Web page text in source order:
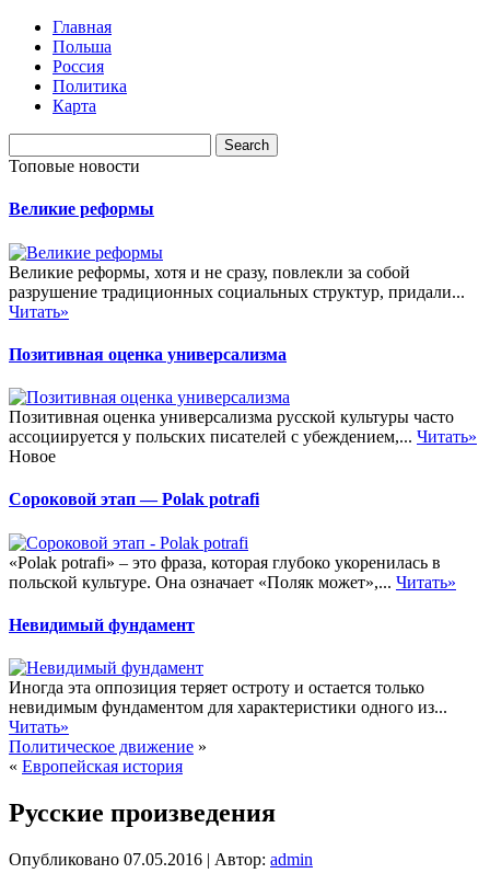
Главная
Польша
Россия
Политика
Карта
Топовые новости
Великие реформы
Великие реформы, хотя и не сразу, повлекли за собой
разрушение традиционных социальных структур, придали...
Читать»
Позитивная оценка универсализма
Позитивная оценка универсализма русской культуры часто
ассоциируется у польских писателей с убеждением,... Читать»
Новое
Сороковой этап — Polak potrafi
«Polak potrafi» – это фраза, которая глубоко укоренилась в
польской культуре. Она означает «Поляк может»,... Читать»
Невидимый фундамент
Иногда эта оппозиция теряет остроту и остается только
невидимым фундаментом для характеристики одного из...
Читать»
Политическое движение »
« Европейская история
Русские произведения
Опубликовано 07.05.2016 | Автор: admin